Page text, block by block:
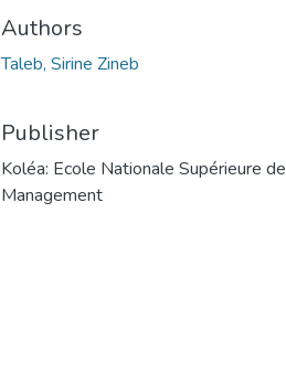
Authors
Taleb, Sirine Zineb
Publisher
Koléa: Ecole Nationale Supérieure de
Management